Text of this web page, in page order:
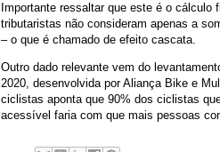
Importante ressaltar que este é o
tributaristas não consideram apenas a
– o que é chamado de efeito cascata.
Outro dado relevante vem do
2020, desenvolvida por Aliança Bike e
ciclistas aponta que 90% dos ciclistas
acessível faria com que mais pessoas